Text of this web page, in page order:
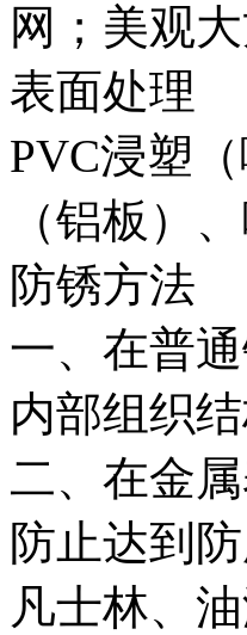
网；美观
表面处理
PVC浸塑
（铝板）
防锈方法
一、在普
内部组织结
二、在金
防止达到
凡士林、